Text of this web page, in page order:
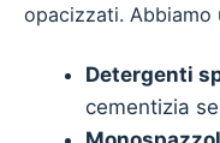
opacizzati. Abbiamo
Detergenti
cementizia